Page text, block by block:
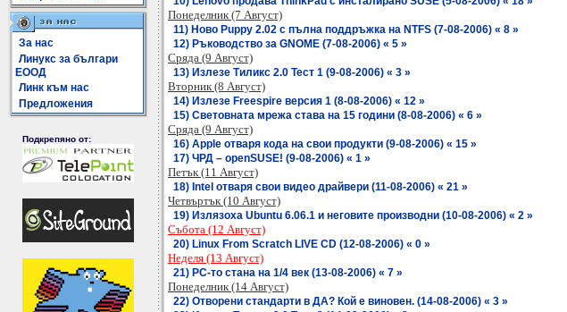
За нас
Линукс за българи
ЕООД
Линк към нас
Предложения
Подкрепяно от:
Понеделник (7 Август)
11) Ново Puppy 2.02 с пълна поддръжка на NTFS (7-08-2006) « 8 »
12) Ръководство за GNOME (7-08-2006) « 5 »
Сряда (9 Август)
13) Излезе Тиликс 2.0 Тест 1 (9-08-2006) « 3 »
Вторник (8 Август)
14) Излезе Freespire версия 1 (8-08-2006) « 12 »
15) Световната мрежа става на 15 години (8-08-2006) « 6 »
Сряда (9 Август)
16) Apple отваря кода на свои продукти (9-08-2006) « 15 »
17) ЧРД – openSUSE! (9-08-2006) « 1 »
Петък (11 Август)
18) Intel отваря свои видео драйвери (11-08-2006) « 21 »
Четвъртък (10 Август)
19) Излязоха Ubuntu 6.06.1 и неговите производни (10-08-2006) « 2 »
Събота (12 Август)
20) Linux From Scratch LIVE CD (12-08-2006) « 0 »
Неделя (13 Август)
21) PC-то стана на 1/4 век (13-08-2006) « 7 »
Понеделник (14 Август)
22) Отворени стандарти в ДА? Кой е виновен. (14-08-2006) « 3 »